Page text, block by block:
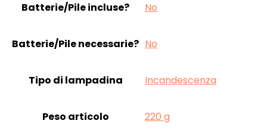
Batterie/Pile incluse? ‎No
Batterie/Pile necessarie? ‎No
Tipo di lampadina ‎Incandescenza
Peso articolo ‎220 g